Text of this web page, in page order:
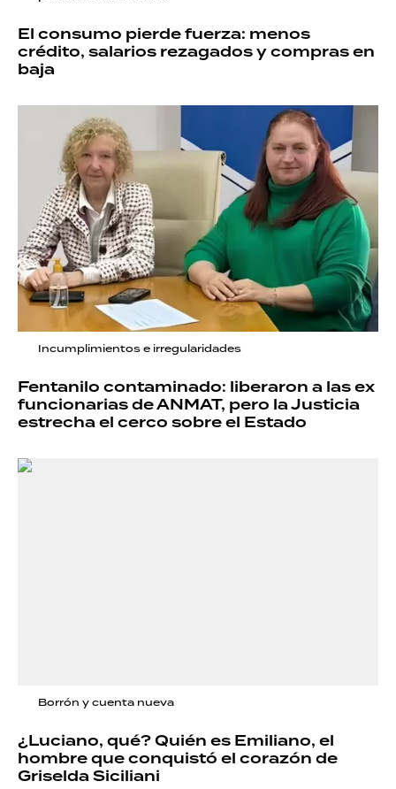
El consumo pierde fuerza: menos
crédito, salarios rezagados y compras en
baja
Incumplimientos e irregularidades
Fentanilo contaminado: liberaron a las ex
funcionarias de ANMAT, pero la Justicia
estrecha el cerco sobre el Estado
Borrón y cuenta nueva
¿Luciano, qué? Quién es Emiliano, el
hombre que conquistó el corazón de
Griselda Siciliani